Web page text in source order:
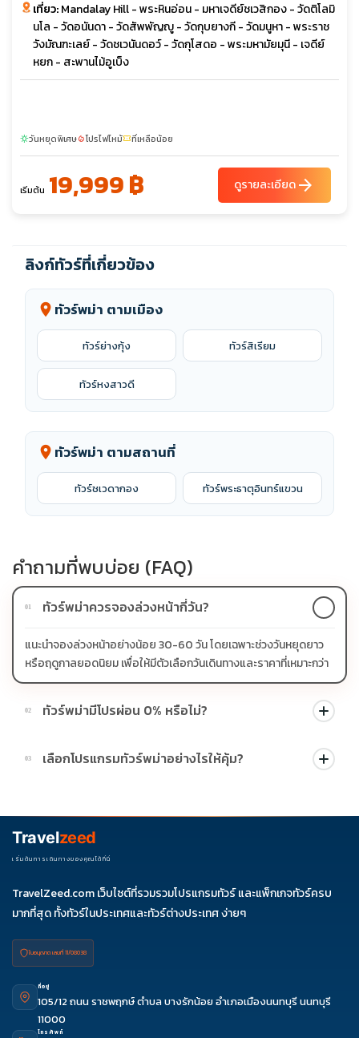
เที่ยว:Mandalay Hill - พระหินอ่อน - มหาเจดีย์ชเวสิกอง - วัดติโลมิ
นโล - วัดอนันดา - วัดสัพพัญญู - วัดกุบยางกี - วัดมนูหา - พระราช
วังมัณฑะเลย์ - วัดชเวนันดอว์ - วัดกุโสดอ - พระมหามัยมุนี - เจดีย์
หยก - สะพานไม้อูเบ็ง
sunnyวันหยุดพิเศษlocal_fire_departmentโปรไฟไหม้confirmation_numberที่เหลือน้อย
เริ่มต้น 19,999 ฿ ดูรายละเอียดarrow_forward
ลิงก์ทัวร์ที่เกี่ยวข้อง
location_on ทัวร์พม่า ตามเมือง
ทัวร์ย่างกุ้ง ทัวร์สิเรียม
ทัวร์หงสาวดี
location_on ทัวร์พม่า ตามสถานที่
ทัวร์ชเวดากอง ทัวร์พระธาตุอินทร์แขวน
คำถามที่พบบ่อย (FAQ)
01 ทัวร์พม่าควรจองล่วงหน้ากี่วัน?
แนะนำจองล่วงหน้าอย่างน้อย 30-60 วัน โดยเฉพาะช่วงวันหยุดยาว
หรือฤดูกาลยอดนิยม เพื่อให้มีตัวเลือกวันเดินทางและราคาที่เหมาะกว่า
02 ทัวร์พม่ามีโปรผ่อน 0% หรือไม่?
บางโปรแกรมมีโปรผ่อน 0% หรือโปรโมชั่นบัตรเครดิตตามเงื่อนไขที่
บริษัทกำหนด สามารถดูสัญลักษณ์โปรโมชั่นในรายการทัวร์แต่ละ
03 เลือกโปรแกรมทัวร์พม่าอย่างไรให้คุ้ม?
ช่วงราคา ไม่ควรเทียบจากราคาต่ำสุดเพียงอย่างเดียว
Travelzeed
เริ่มต้นการเดินทางของคุณได้ที่นี่
TravelZeed.com เว็บไซต์ที่รวมรวมโปรแกรมทัวร์ และแพ็กเกจทัวร์ครบ
มากที่สุด ทั้งทัวร์ในประเทศและทัวร์ต่างประเทศ ง่ายๆ
ใบอนุญาต เลขที่ 11/08038
ที่อยู่
105/12 ถนน ราชพฤกษ์ ตำบล บางรักน้อย อำเภอเมืองนนทบุรี นนทบุรี
11000
โทรศัพท์